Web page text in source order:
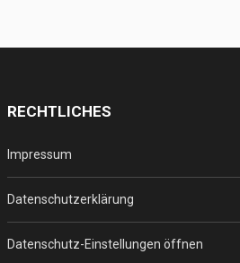
RECHTLICHES
Impressum
Datenschutzerklärung
Datenschutz-Einstellungen öffnen